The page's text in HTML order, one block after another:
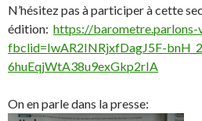
N’hésitez pas à participer à cette
édition: https://barometre.parlons-
fbclid=IwAR2INRjxfDagJ5F-
6huEqjWtA38u9exGkp2rIA
On en parle dans la presse: